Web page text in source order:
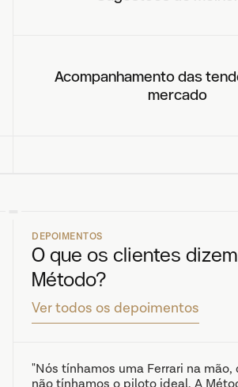
Acompanhamento das
mercado
DEPOIMENTOS
O que os clientes
Método?
Ver todos os depoimentos
"Nós tínhamos uma Ferrari na mão,